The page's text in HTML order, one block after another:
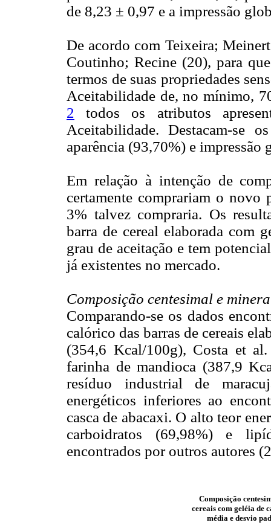
de 8,23 ± 0,97 e a impressão
De acordo com Teixeira;
Coutinho; Recine (20), para
termos de suas propriedades
Aceitabilidade de, no mínimo,
2 todos os atributos
Aceitabilidade. Destacam-se
aparência (93,70%) e impressão
Em relação à intenção de
certamente comprariam o novo
3% talvez compraria. Os
barra de cereal elaborada com
grau de aceitação e tem
já existentes no mercado.
Composição centesimal e
Comparando-se os dados
calórico das barras de cereais
(354,6 Kcal/100g), Costa et
farinha de mandioca (387,9
resíduo industrial de
energéticos inferiores ao
casca de abacaxi. O alto teor
carboidratos (69,98%) e
encontrados por outros autores
Composição
cereais com geléia de
média e desvio